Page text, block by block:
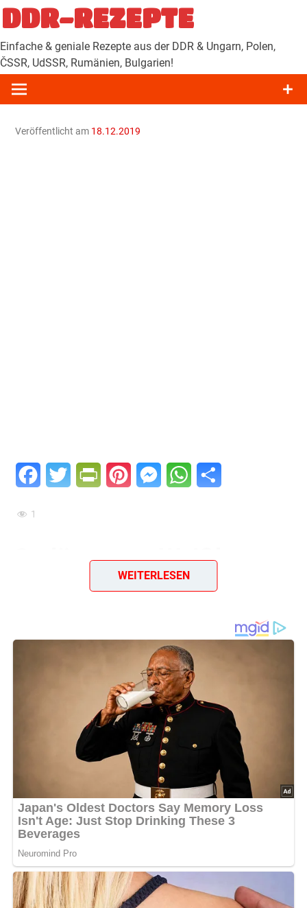
Zum
Inhalt
springen
DDR-REZEPTE
Einfache & geniale Rezepte aus der DDR & Ungarn, Polen,
ČSSR, UdSSR, Rumänien, Bulgarien!
Veröffentlicht am 18.12.2019
FacebookTwitter PrintFriendly
PinterestMessengerWhatsApp
1
Gedünstetes Weißkraut
(mährische
Zutaten
600 g Weißkraut, Salz, 2 Zwiebeln, 80 g Schmalz, 50 g
Mehl, 2 säuerliche Äpfel, Kümmel, 2 bis 3 Würfel Zucker,
Essig nach Geschmack.
Lob, Kritik, Fragen oder Anregungen zum Rezept?
Dann hinterlasse doch bitte einen Kommentar am
Ende dieser Seite & auch eine Bewertung!
Zubereitung
Das Weißkraut feinhobeln oder schneiden und in
WEITERLESEN